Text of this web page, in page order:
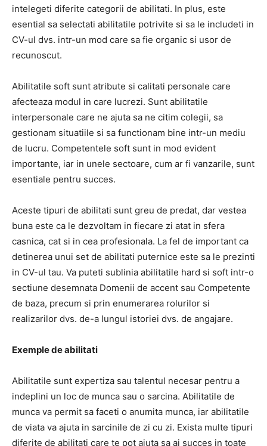
intelegeti diferite categorii de abilitati. In plus, este
esential sa selectati abilitatile potrivite si sa le includeti in
CV-ul dvs. intr-un mod care sa fie organic si usor de
recunoscut.
Abilitatile soft sunt atribute si calitati personale care
afecteaza modul in care lucrezi. Sunt abilitatile
interpersonale care ne ajuta sa ne citim colegii, sa
gestionam situatiile si sa functionam bine intr-un mediu
de lucru. Competentele soft sunt in mod evident
importante, iar in unele sectoare, cum ar fi vanzarile, sunt
esentiale pentru succes.
Aceste tipuri de abilitati sunt greu de predat, dar vestea
buna este ca le dezvoltam in fiecare zi atat in ​​sfera
casnica, cat si in cea profesionala. La fel de important ca
detinerea unui set de abilitati puternice este sa le prezinti
in CV-ul tau. Va puteti sublinia abilitatile hard si soft intr-o
sectiune desemnata Domenii de accent sau Competente
de baza, precum si prin enumerarea rolurilor si
realizarilor dvs. de-a lungul istoriei dvs. de angajare.
Exemple de abilitati
Abilitatile sunt expertiza sau talentul necesar pentru a
indeplini un loc de munca sau o sarcina. Abilitatile de
munca va permit sa faceti o anumita munca, iar abilitatile
de viata va ajuta in sarcinile de zi cu zi. Exista multe tipuri
diferite de abilitati care te pot ajuta sa ai succes in toate